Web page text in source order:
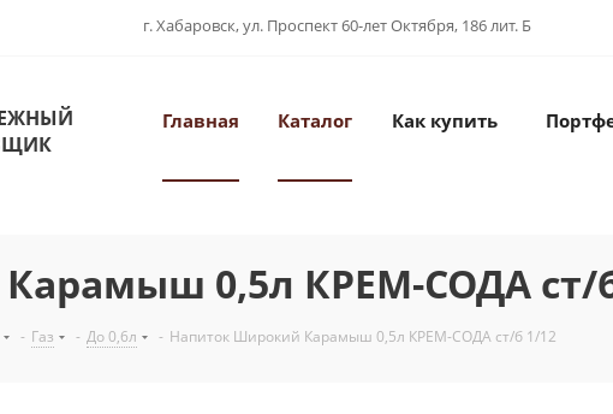
г. Хабаровск, ул. Проспект 60-лет Октября, 186 лит. Б
Главная Каталог Как купить
0,5л КРЕМ-СОДА ст/
- Газ - До 0,6л - Напиток Широкий Карамыш 0,5л КРЕМ-СОДА ст/б 1/12